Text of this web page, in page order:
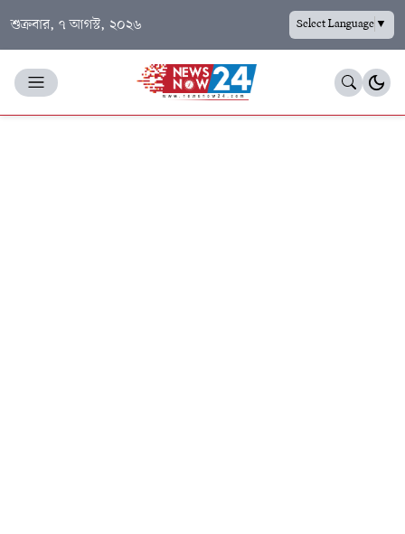
শুক্রবার, ৭ আগস্ট, ২০২৬ Select Language▼